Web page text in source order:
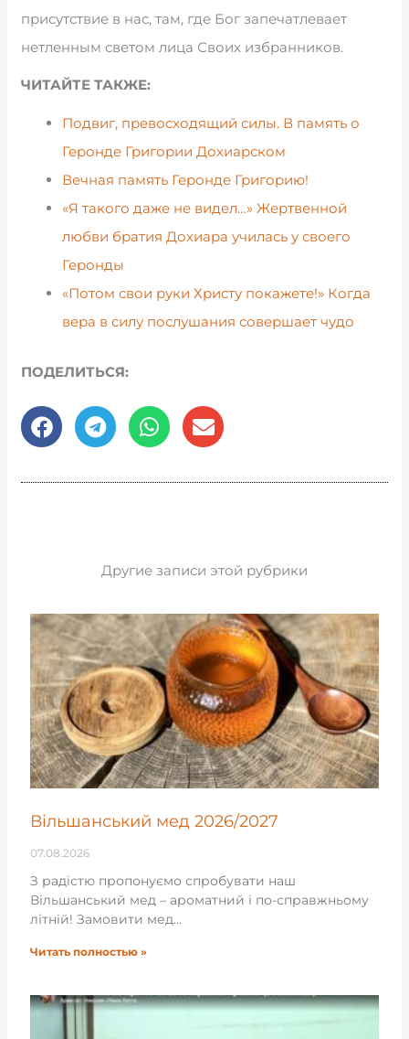
присутствие в нас, там, где Бог запечатлевает
нетленным светом лица Своих избранников.
ЧИТАЙТЕ ТАКЖЕ:
Подвиг, превосходящий силы. В память о
Геронде Григории Дохиарском
Вечная память Геронде Григорию!
«Я такого даже не видел…» Жертвенной
любви братия Дохиара училась у своего
Геронды
«Потом свои руки Христу покажете!» Когда
вера в силу послушания совершает чудо
ПОДЕЛИТЬСЯ:
Другие записи этой рубрики
Вільшанський мед 2026/2027
07.08.2026
З радістю пропонуємо спробувати наш
Вільшанський мед – ароматний і по-справжньому
літній! Замовити мед…
Читать полностью »